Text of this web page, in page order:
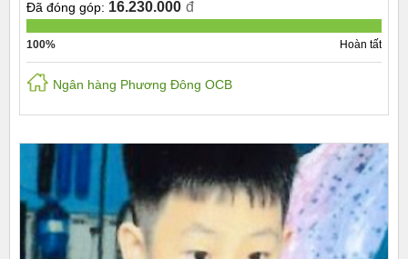
Đã đóng góp: 16.230.000 đ
100% Hoàn tất
Ngân hàng Phương Đông OCB